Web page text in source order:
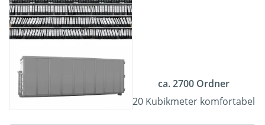
ca. 2700 Ordner
20 Kubikmeter komfortabel